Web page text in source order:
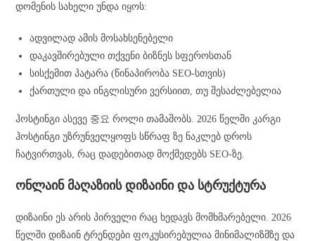
დომენის სახელი უნდა იყოს:
ადვილად ამის მოსახსენებელი
დაკავშირებული თქვენი ბიზნეს სფეროსთან
სისქემით პატარა (წინაპირობა SEO-სთვის)
ქართული და ინგლისური ვერსიით, თუ შესაძლებელია
ჰოსტინგი ასევე 중요 როლი თამაშობს. 2026 წელში კარგი
ჰოსტინგი უზრუნველყოფს სწრაფ ზე ნაკლებ დროს
ჩატვირთვას, რაც დადებითად მოქმედებს SEO-ზე.
ონლაინ მაღაზიის დიზაინი და სტრუქტურა
დიზაინი ეს არის პირველი რაც ხედავს მომხმარებელი. 2026
წელში დიზაინ ტრენდები ფოკუსირებულია მინიმალიზმზე და